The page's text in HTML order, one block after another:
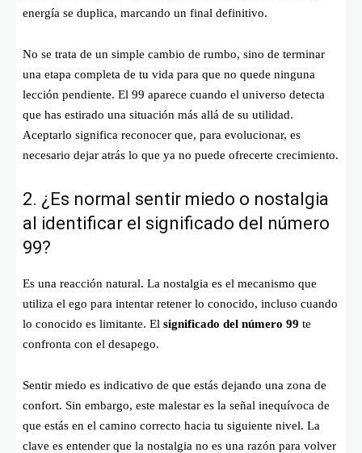
energía se duplica, marcando un final definitivo.
No se trata de un simple cambio de rumbo, sino de terminar
una etapa completa de tu vida para que no quede ninguna
lección pendiente. El 99 aparece cuando el universo detecta
que has estirado una situación más allá de su utilidad.
Aceptarlo significa reconocer que, para evolucionar, es
necesario dejar atrás lo que ya no puede ofrecerte crecimiento.
2. ¿Es normal sentir miedo o nostalgia
al identificar el significado del número
99?
Es una reacción natural. La nostalgia es el mecanismo que
utiliza el ego para intentar retener lo conocido, incluso cuando
lo conocido es limitante. El significado del número 99 te
confronta con el desapego.
Sentir miedo es indicativo de que estás dejando una zona de
confort. Sin embargo, este malestar es la señal inequívoca de
que estás en el camino correcto hacia tu siguiente nivel. La
clave es entender que la nostalgia no es una razón para volver